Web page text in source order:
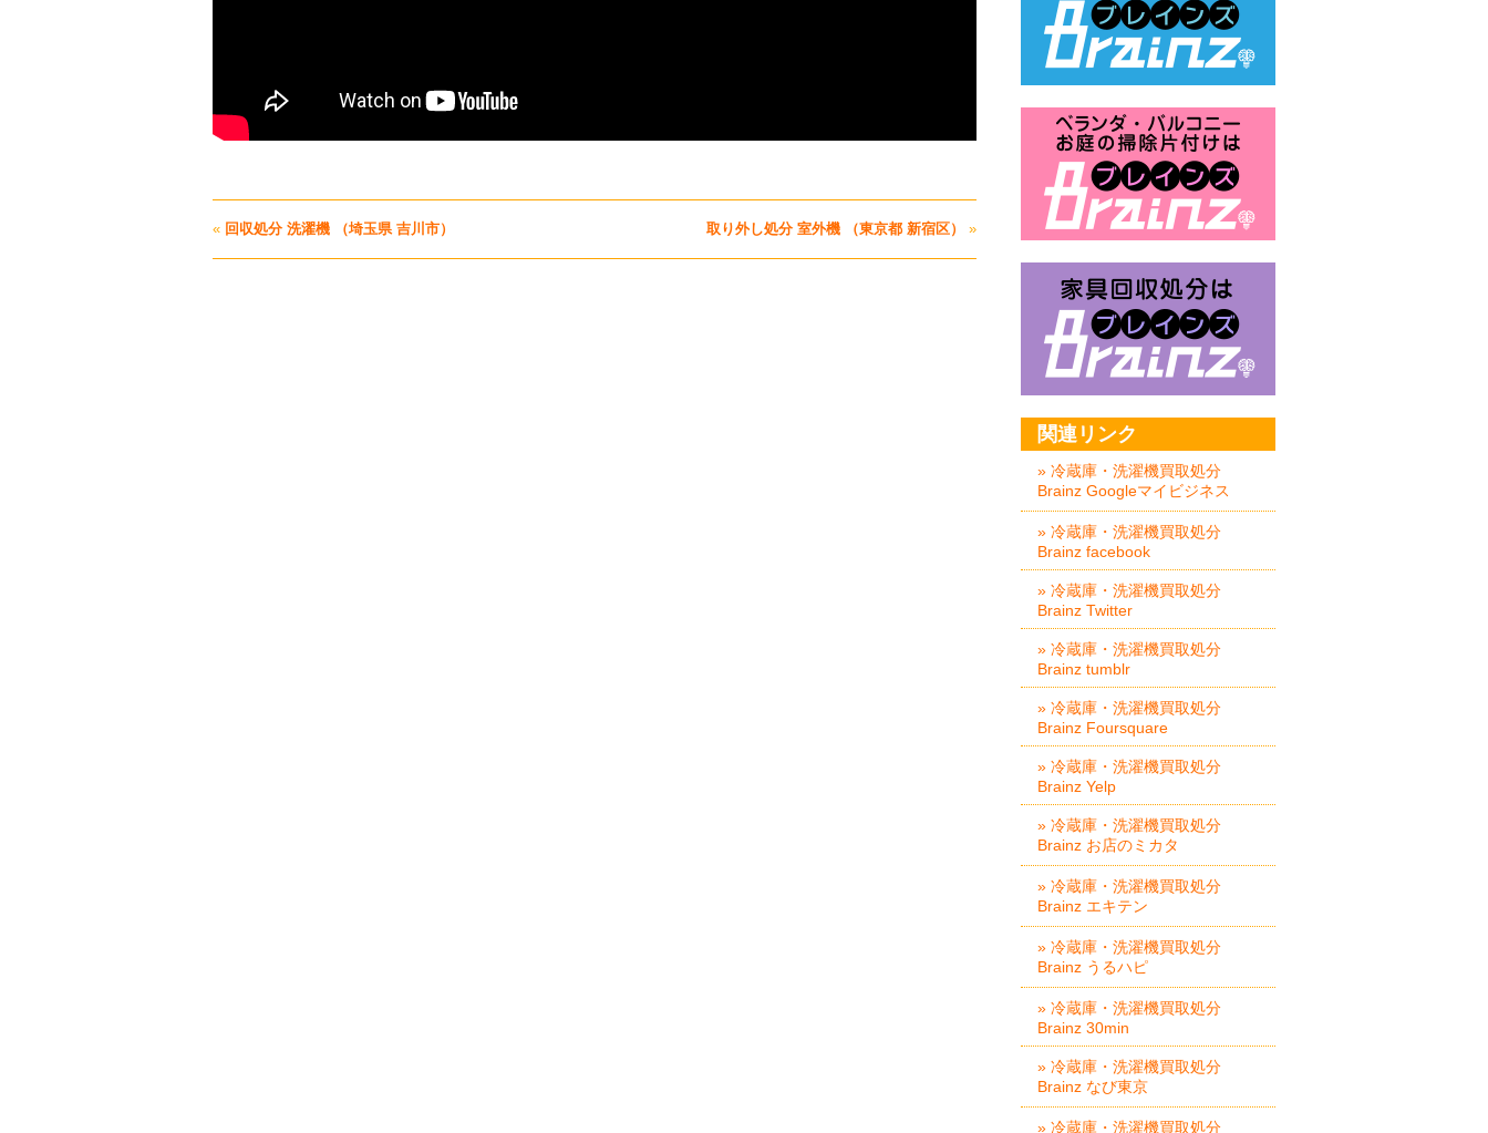
« 回収処分 洗濯機 （埼玉県 吉川市） 取り外し処分 室外機 （東京都 新宿区） »
関連リンク
» 冷蔵庫・洗濯機買取処分
Brainz Googleマイビジネス
» 冷蔵庫・洗濯機買取処分
Brainz facebook
» 冷蔵庫・洗濯機買取処分
Brainz Twitter
» 冷蔵庫・洗濯機買取処分
Brainz tumblr
» 冷蔵庫・洗濯機買取処分
Brainz Foursquare
» 冷蔵庫・洗濯機買取処分
Brainz Yelp
» 冷蔵庫・洗濯機買取処分
Brainz お店のミカタ
» 冷蔵庫・洗濯機買取処分
Brainz エキテン
» 冷蔵庫・洗濯機買取処分
Brainz うるハピ
» 冷蔵庫・洗濯機買取処分
Brainz 30min
» 冷蔵庫・洗濯機買取処分
Brainz なび東京
» 冷蔵庫・洗濯機買取処分